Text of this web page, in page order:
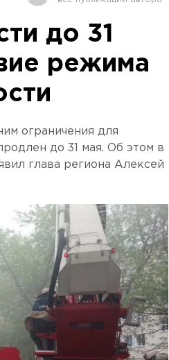
до 31
режима
ограничения для
до 31 мая. Об этом в
глава региона Алексей